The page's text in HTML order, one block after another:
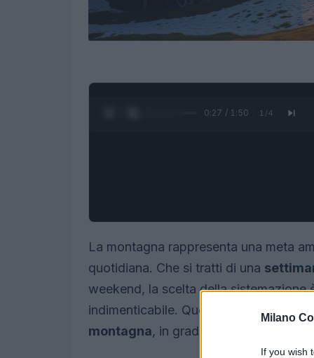
Milano
If you wish
0:28 / 1:50 1 /4
La montagna rappresenta una meta
quotidiana. Che si tratti di una
weekend, la scelta della sistemazione
indimenticabile. Questo articolo
montagna, in grado di soddisfare